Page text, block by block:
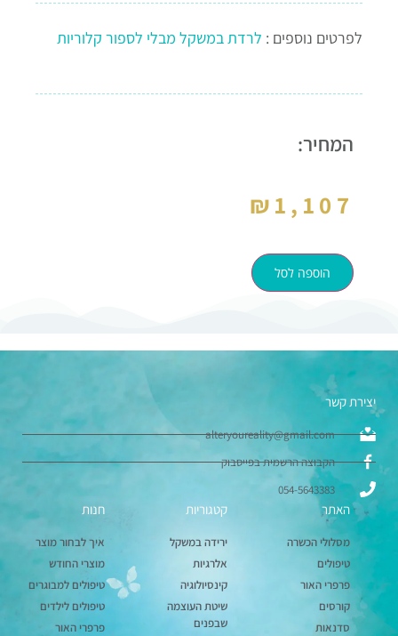
לפרטים נוספים : לרדת במשקל מבלי לספור קלוריות
המחיר:
₪1,107
הוספה לסל
יצירת קשר
alteryoureality@gmail.com
הקבוצה הרשמית בפייסבוק
054-5643383
האתר
מסלולי הכשרה
טיפולים
פרפרי האור
קורסים
סדנאות
קטגוריות
ירידה במשקל
אלרגיות
קינסיולוגיה
שיטת העוצמה
שבפנים
חנות
איך לבחור מוצר
מוצרי החודש
טיפולים למבוגרים
טיפולים לילדים
פרפרי האור